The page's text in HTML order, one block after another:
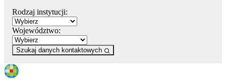
Rodzaj instytucji:
Województwo:
Szukaj danych kontaktowych